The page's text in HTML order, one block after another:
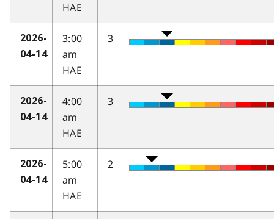
HAE
2026-
04-14
3:00
am
HAE
3
2026-
04-14
4:00
am
HAE
3
2026-
04-14
5:00
am
HAE
2